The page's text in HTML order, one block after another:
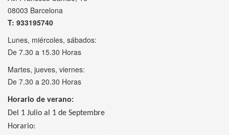
08003 Barcelona
T: 933195740
Lunes, miércoles, sábados:
De 7.30 a 15.30 Horas
Martes, jueves, viernes:
De 7.30 a 20.30 Horas
Horario de verano:
Del 1 Julio al 1 de Septembre
Horario: